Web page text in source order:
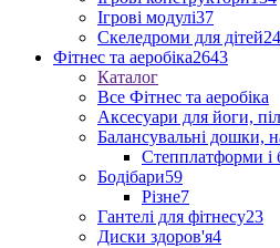
Ігрові модулі37
Скеледроми для дітей24
Фітнес та аеробіка2643
Каталог
Все Фітнес та аеробіка
Аксесуари для йоги,
Балансувальні дошки,
Степплатформи і
Бодібари59
Різне7
Гантелі для фітнесу23
Диски здоров'я4